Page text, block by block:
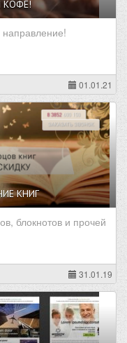
КОФЕ!
01.01.21
КНИГ
блокнотов и прочей
31.01.19